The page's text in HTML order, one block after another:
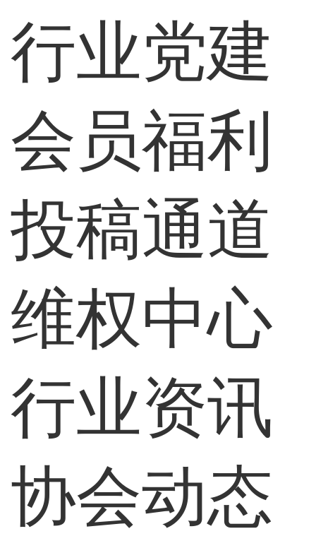
行业党建
会员福利
投稿通道
维权中心
行业资讯
协会动态